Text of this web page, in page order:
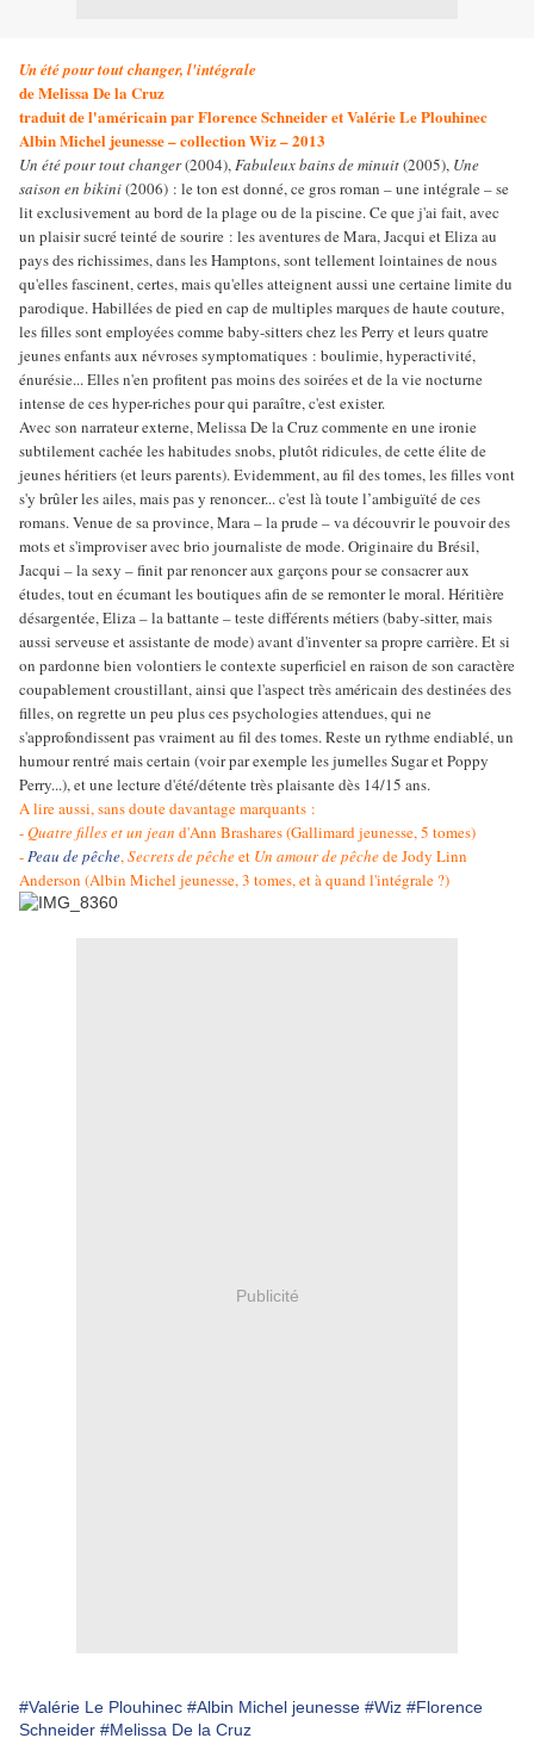
Un été pour tout changer, l'intégrale
de Melissa De la Cruz
traduit de l'américain par Florence Schneider et Valérie Le Plouhinec
Albin Michel jeunesse – collection Wiz – 2013
Un été pour tout changer(2004),Fabuleux bains de minuit(2005), Une
saison en bikini(2006) : le ton est donné, ce gros roman – une intégrale – se
lit exclusivement au bord de la plage ou de la piscine. Ce que j'ai fait, avec
un plaisir sucré teinté de sourire : les aventures de Mara, Jacqui et Eliza au
pays des richissimes, dans les Hamptons, sont tellement lointaines de nous
qu'elles fascinent, certes, mais qu'elles atteignent aussi une certaine limite du
parodique. Habillées de pied en cap de multiples marques de haute couture,
les filles sont employées comme baby-sitters chez les Perry et leurs quatre
jeunes enfants aux névroses symptomatiques : boulimie, hyperactivité,
énurésie... Elles n'en profitent pas moins des soirées et de la vie nocturne
intense de ces hyper-riches pour qui paraître, c'est exister.
Avec son narrateur externe, Melissa De la Cruz commente en une ironie
subtilement cachée les habitudes snobs, plutôt ridicules, de cette élite de
jeunes héritiers (et leurs parents). Evidemment, au fil des tomes, les filles vont
s'y brûler les ailes, mais pas y renoncer... c'est là toute l’ambiguïté de ces
romans. Venue de sa province, Mara – la prude – va découvrir le pouvoir des
mots et s'improviser avec brio journaliste de mode. Originaire du Brésil,
Jacqui – la sexy – finit par renoncer aux garçons pour se consacrer aux
études, tout en écumant les boutiques afin de se remonter le moral. Héritière
désargentée, Eliza – la battante – teste différents métiers (baby-sitter, mais
aussi serveuse et assistante de mode) avant d'inventer sa propre carrière. Et si
on pardonne bien volontiers le contexte superficiel en raison de son caractère
coupablement croustillant, ainsi que l'aspect très américain des destinées des
filles, on regrette un peu plus ces psychologies attendues, qui ne
s'approfondissent pas vraiment au fil des tomes. Reste un rythme endiablé, un
humour rentré mais certain (voir par exemple les jumelles Sugar et Poppy
Perry...), et une lecture d'été/détente très plaisante dès 14/15 ans.
A lire aussi, sans doute davantage marquants :
-Quatre filles et un jean d'Ann Brashares (Gallimard jeunesse, 5 tomes)
-Peau de pêche,Secrets de pêcheet Un amour de pêchede Jody Linn
Anderson (Albin Michel jeunesse, 3 tomes, et à quand l'intégrale ?)
Publicité
#Valérie Le Plouhinec #Albin Michel jeunesse #Wiz #Florence
Schneider #Melissa De la Cruz